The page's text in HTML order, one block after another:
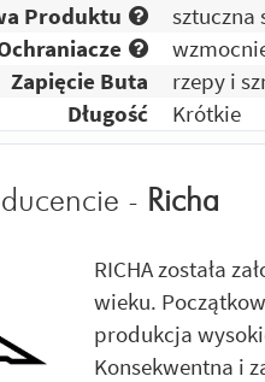
Produktu
sztuczna
Zapięcie Buta
rzepy i
Długość
Krótkie
- Richa
RICHA została
wieku.
produkcja
Konsekwentna i